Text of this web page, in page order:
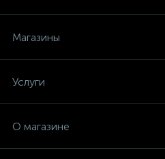
Магазины
Услуги
О магазине